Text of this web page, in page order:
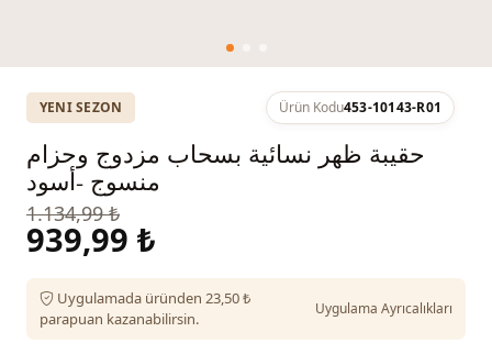
YENI SEZON Ürün Kodu453-10143-R01
حقيبة ظهر نسائية بسحاب مزدوج وحزام
منسوج -أسود
1.134,99 ₺
939,99 ₺
Uygulamada üründen 23,50 ₺
parapuan kazanabilirsin.
Uygulama Ayrıcalıkları